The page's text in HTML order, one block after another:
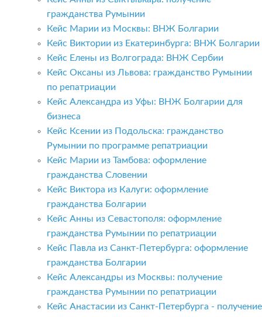
гражданства Румынии
Кейс Марии из Москвы: ВНЖ Болгарии
Кейс Виктории из Екатеринбурга: ВНЖ Болгарии
Кейс Елены из Волгограда: ВНЖ Сербии
Кейс Оксаны из Львова: гражданство Румынии
по репатриации
Кейс Александра из Уфы: ВНЖ Болгарии для
бизнеса
Кейс Ксении из Подольска: гражданство
Румынии по программе репатриации
Кейс Марии из Тамбова: оформление
гражданства Словении
Кейс Виктора из Калуги: оформление
гражданства Болгарии
Кейс Анны из Севастополя: оформление
гражданства Румынии по репатриации
Кейс Павла из Санкт-Петербурга: оформление
гражданства Болгарии
Кейс Александры из Москвы: получение
гражданства Румынии по репатриации
Кейс Анастасии из Санкт-Петербурга - получение